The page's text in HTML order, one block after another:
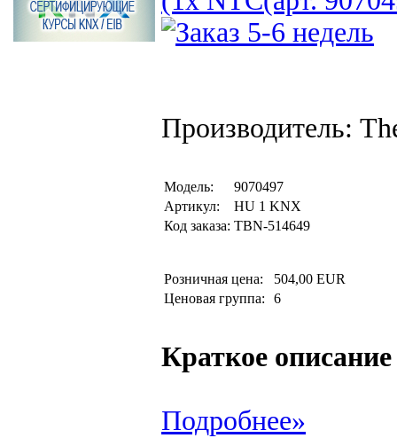
Производитель:
Модель:
9070497
Артикул:
HU 1 KNX
Код заказа: TBN-514649
Розничная цена:
504,00 EUR
Ценовая группа:
6
Краткое описание
Подробнее»